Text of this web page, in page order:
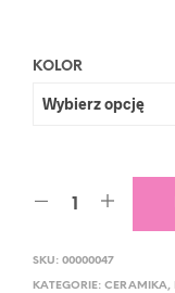
KOLOR
SKU: 00000047
KATEGORIE: CERAMIKA,